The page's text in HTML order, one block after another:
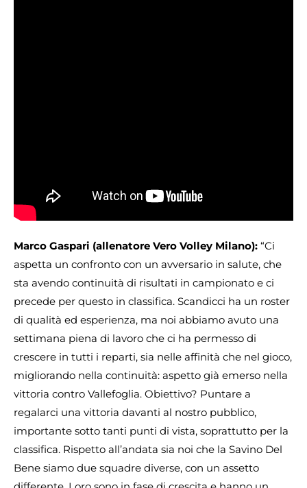
Marco Gaspari (allenatore Vero Volley Milano): “Ci
aspetta un confronto con un avversario in salute, che
sta avendo continuità di risultati in campionato e ci
precede per questo in classifica. Scandicci ha un roster
di qualità ed esperienza, ma noi abbiamo avuto una
settimana piena di lavoro che ci ha permesso di
crescere in tutti i reparti, sia nelle affinità che nel gioco,
migliorando nella continuità: aspetto già emerso nella
vittoria contro Vallefoglia. Obiettivo? Puntare a
regalarci una vittoria davanti al nostro pubblico,
importante sotto tanti punti di vista, soprattutto per la
classifica. Rispetto all’andata sia noi che la Savino Del
Bene siamo due squadre diverse, con un assetto